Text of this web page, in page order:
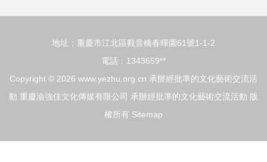
活動
地址：重慶市江北區觀音橋春暉園61號1-1-2
電話：1343659**
Copyright © 2026 www.yezhu.org.cn 承辦經批準的文化藝術交流活
動 重慶渝強佳文化傳媒有限公司 承辦經批準的文化藝術交流活動 版
權所有 Sitemap